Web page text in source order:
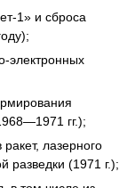
1» и сброса
электронных
гг.);
лазерного
разведки (1971 г.);